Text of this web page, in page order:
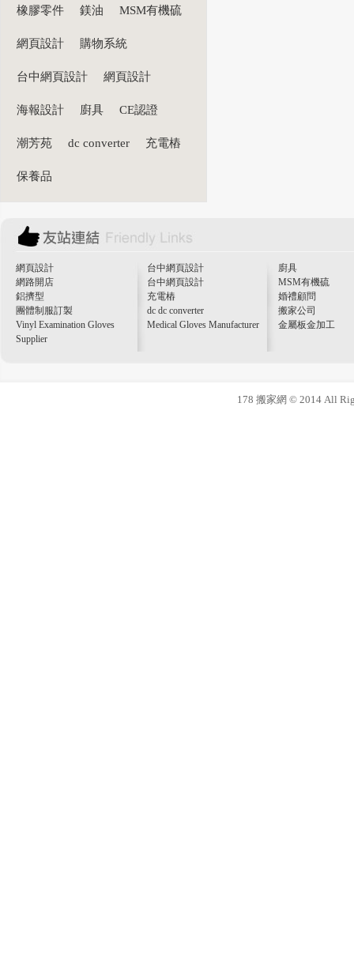
橡膠零件 鎂油 MSM有機硫
網頁設計 購物系統
台中網頁設計 網頁設計
海報設計 廚具 CE認證
潮芳苑 dc converter 充電樁
保養品
網頁設計 台中網頁設計
廚具
網路開店
台中網頁設計
MSM有機硫
鋁擠型
充電樁
婚禮顧問
團體制服訂製
dc dc converter
搬家公司
Vinyl Examination Gloves
Supplier
Medical Gloves Manufacturer 金屬板金加工
178 搬家網 © 2014 All